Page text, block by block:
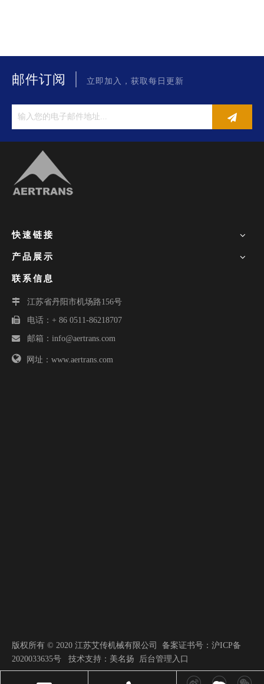
邮件订阅 | 立即加入，获取每日更新
快速链接
产品展示
联系信息
 江苏省丹阳市机场路156号
 电话：+ 86 0511-86218707
 邮箱： info@aertrans.com
 网址：www.aertrans.com
版权所有 © 2020 江苏艾传机械有限公司 备案证书号： 沪ICP备
2020033635号 技术支持： 美名扬 后台管理入口